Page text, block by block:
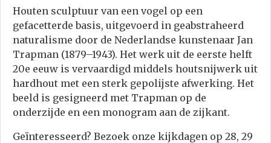
Houten sculptuur van een vogel op een
gefacetterde basis, uitgevoerd in geabstraheerd
naturalisme door de Nederlandse kunstenaar Jan
Trapman (1879–1943). Het werk uit de eerste helft
20e eeuw is vervaardigd middels houtsnijwerk uit
hardhout met een sterk gepolijste afwerking. Het
beeld is gesigneerd met Trapman op de
onderzijde en een monogram aan de zijkant.
Geïnteresseerd? Bezoek onze kijkdagen op 28, 29